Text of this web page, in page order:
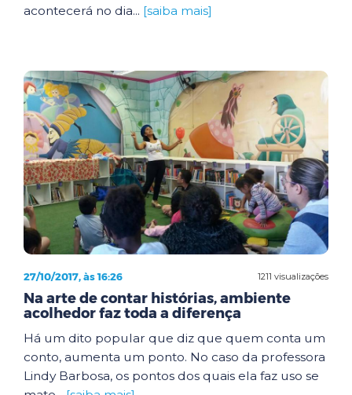
acontecerá no dia... [saiba mais]
1211 visualizações
27/10/2017, às 16:26
Na arte de contar histórias, ambiente
acolhedor faz toda a diferença
Há um dito popular que diz que quem conta um
conto, aumenta um ponto. No caso da professora
Lindy Barbosa, os pontos dos quais ela faz uso se